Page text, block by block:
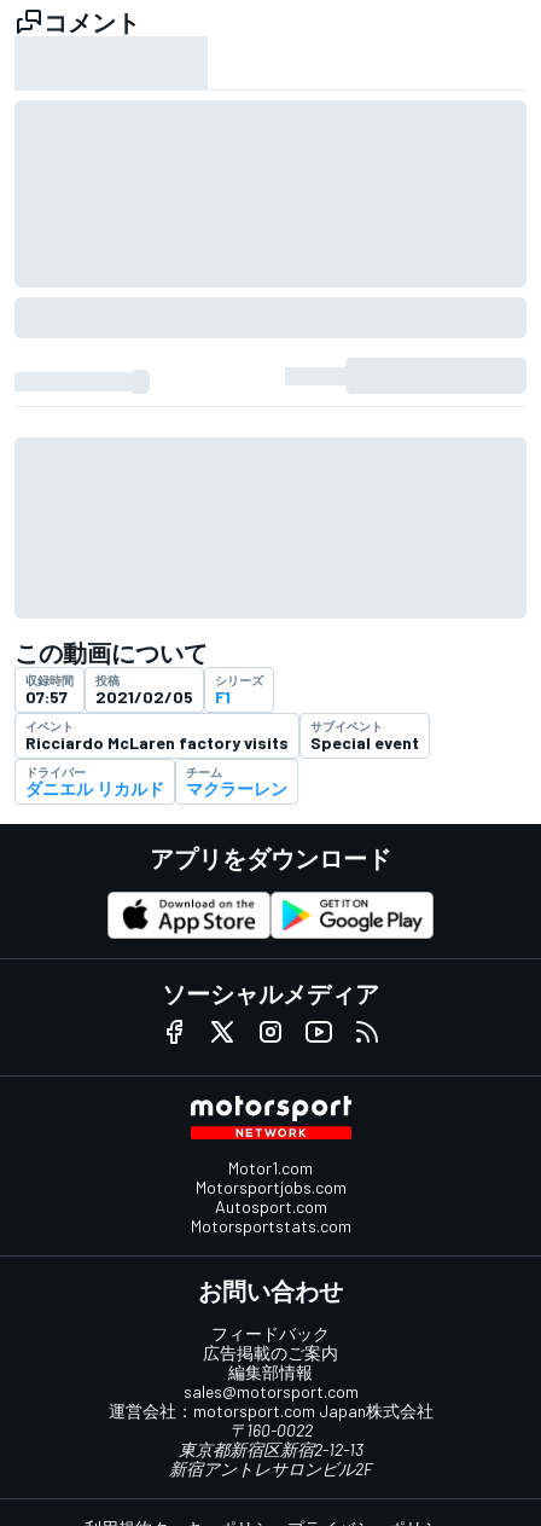
コメント
この動画について
収録時間
07:57
投稿
2021/02/05
シリーズ
F1
イベント
Ricciardo McLaren factory visits
サブイベント
Special event
ドライバー
ダニエル リカルド
チーム
マクラーレン
アプリをダウンロード
ソーシャルメディア
Motor1.com
Motorsportjobs.com
Autosport.com
Motorsportstats.com
お問い合わせ
フィードバック
広告掲載のご案内
編集部情報
sales@motorsport.com
運営会社： motorsport.com Japan株式会社
〒160-0022
東京都新宿区新宿2-12-13
新宿アントレサロンビル2F